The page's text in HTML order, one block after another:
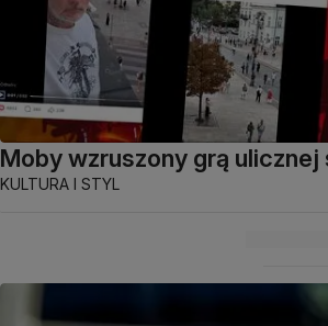
Moby wzruszony grą
KULTURA I STYL